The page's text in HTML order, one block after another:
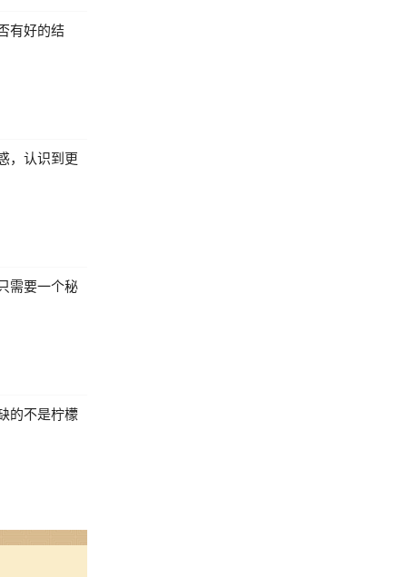
有好的结
，认识到更
需要一个秘
的不是柠檬